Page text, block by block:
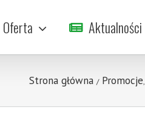
Oferta Aktualności
Strona główna / Promocje,